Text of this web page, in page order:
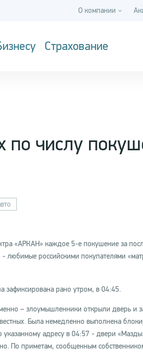
О компании
Страхование
по числу
«АРКАН» каждое 5-е покушение за
любимые российскими покупателями
зафиксирована рано утром, в 04:45.
– злоумышленники открыли дверь и
Была немедленно выполнена
адресу в 04:57 - двери
По приметам, сообщенным